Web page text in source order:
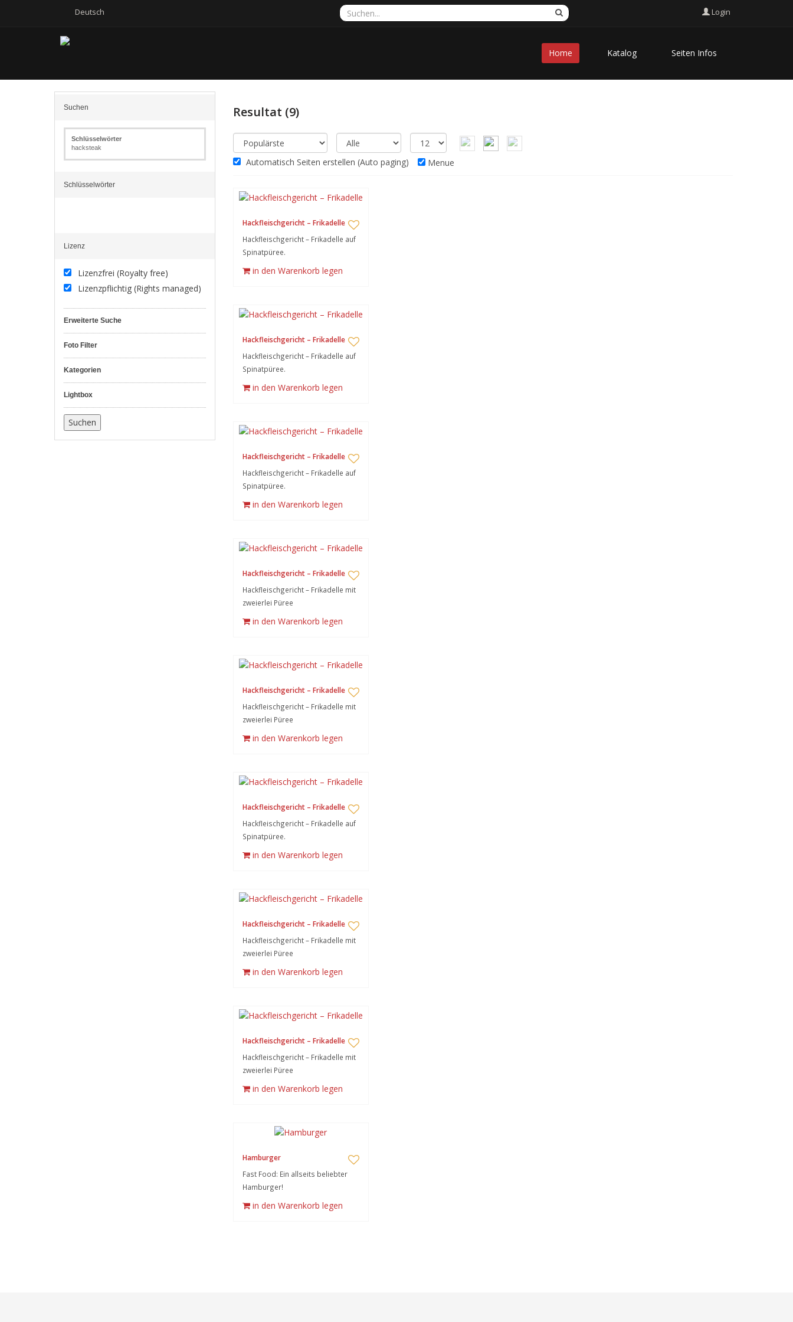
Deutsch Login
Home Katalog Seiten Infos
Suchen
Schlüsselwörter
hacksteak
Schlüsselwörter
Lizenz
Lizenzfrei (Royalty free)
Lizenzpflichtig (Rights managed)
Erweiterte Suche
Foto Filter
Kategorien
Lightbox
Resultat (9)
Automatisch Seiten erstellen (Auto paging) Menue
Hackfleischgericht – Frikadelle
Hackfleischgericht – Frikadelle auf
Spinatpüree.
in den Warenkorb legen
Hackfleischgericht – Frikadelle
Hackfleischgericht – Frikadelle auf
Spinatpüree.
in den Warenkorb legen
Hackfleischgericht – Frikadelle
Hackfleischgericht – Frikadelle auf
Spinatpüree.
in den Warenkorb legen
Hackfleischgericht – Frikadelle
Hackfleischgericht – Frikadelle mit
zweierlei Püree
in den Warenkorb legen
Hackfleischgericht – Frikadelle
Hackfleischgericht – Frikadelle mit
zweierlei Püree
in den Warenkorb legen
Hackfleischgericht – Frikadelle
Hackfleischgericht – Frikadelle auf
Spinatpüree.
in den Warenkorb legen
Hackfleischgericht – Frikadelle
Hackfleischgericht – Frikadelle mit
zweierlei Püree
in den Warenkorb legen
Hackfleischgericht – Frikadelle
Hackfleischgericht – Frikadelle mit
zweierlei Püree
in den Warenkorb legen
Hamburger
Fast Food: Ein allseits beliebter
Hamburger!
in den Warenkorb legen